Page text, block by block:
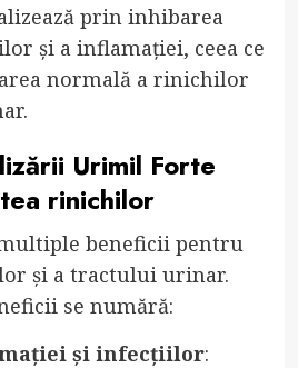
prin inhibarea
și a inflamației, ceea ce
normală a rinichilor
Urimil Forte
rinichilor
beneficii pentru
și a tractului urinar.
se numără:
și infecțiilor: